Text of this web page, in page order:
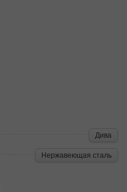
Дива
Нержавеющая сталь